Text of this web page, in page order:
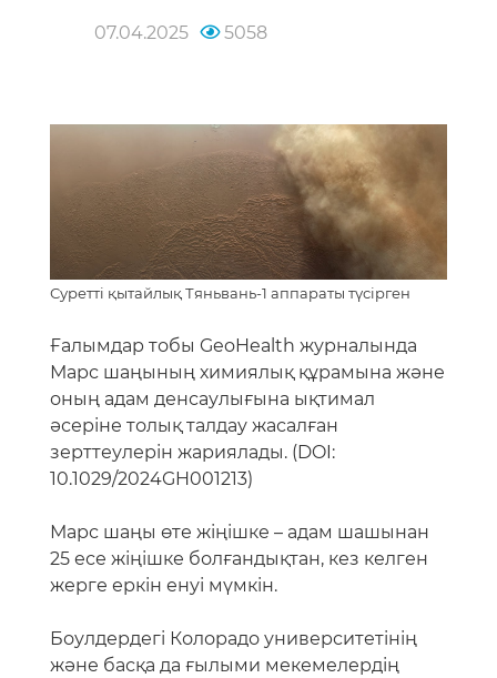
07.04.2025 5058
Суретті қытайлық Тяньвань-1 аппараты түсірген
Ғалымдар тобы GeoHealth журналында
Марс шаңының химиялық құрамына және
оның адам денсаулығына ықтимал
әсеріне толық талдау жасалған
зерттеулерін жариялады. (DOI:
10.1029/2024GH001213)
Марс шаңы өте жіңішке – адам шашынан
25 есе жіңішке болғандықтан, кез келген
жерге еркін енуі мүмкін.
Боулдердегі Колорадо университетінің
және басқа да ғылыми мекемелердің